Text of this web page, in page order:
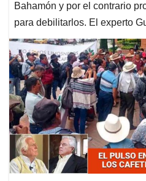
Bahamón y por el contrario
para debilitarlos. El experto